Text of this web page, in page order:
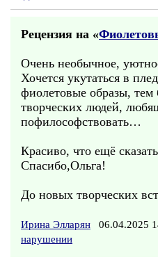
Рецензия на «
Очень необычное,
Хочется укутаться в
фиолетовые образы, тем
творческих людей,
пофилософствовать…
Красиво, что ещё
Спасибо,Ольга!
До новых творческих
Ирина Элларян 06.04.2025
нарушении